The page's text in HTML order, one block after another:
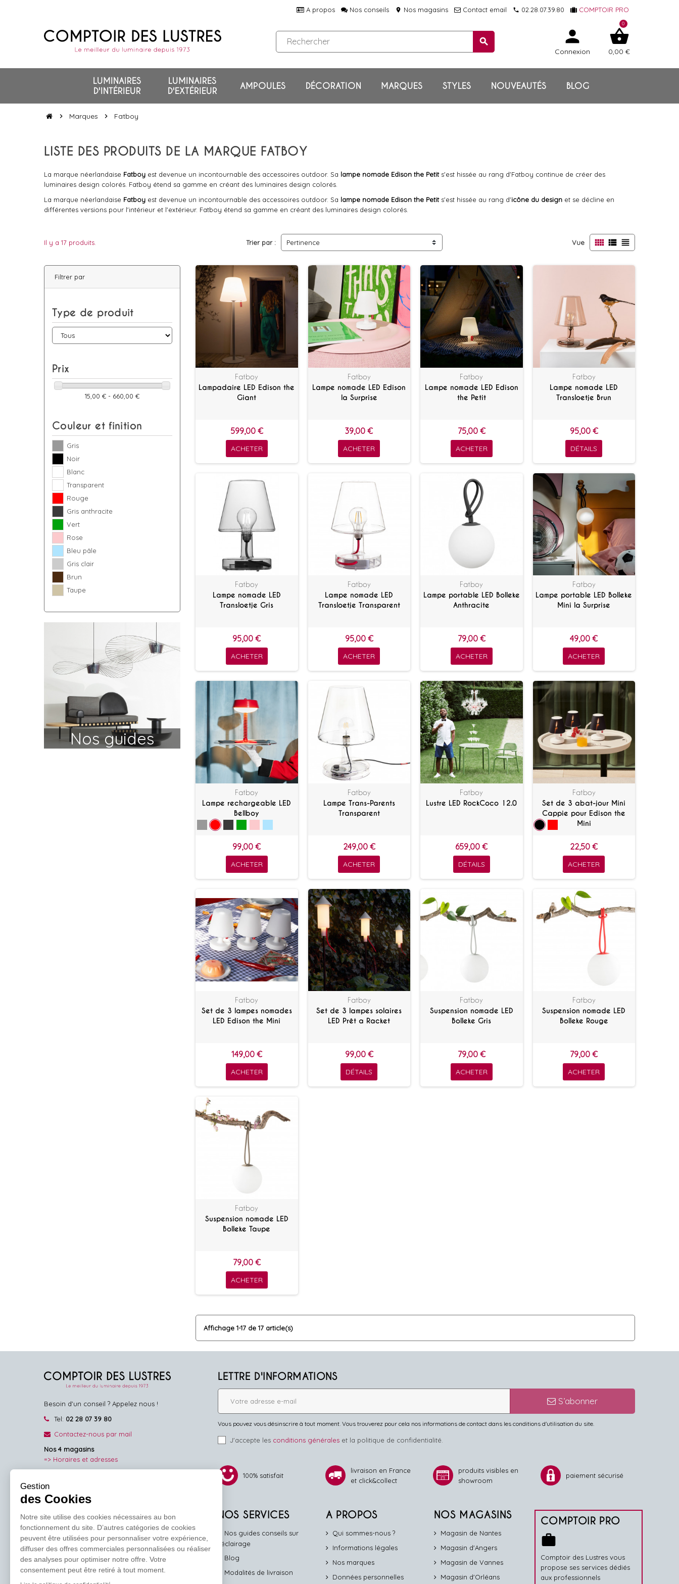
A propos Nos conseils location_on Nos magasins Contact email local_phone 02.28.07.39.80 COMPTOIR PRO
search person
Connexion
shopping_basket
0,00 €
0
LUMINAIRES
D'INTÉRIEUR
LUMINAIRES
D'EXTÉRIEUR
AMPOULES DÉCORATION MARQUES STYLES NOUVEAUTÉS BLOG
chevron_right Marques chevron_right Fatboy
LISTE DES PRODUITS DE LA MARQUE FATBOY
La marque néerlandaise Fatboy est devenue un incontournable des accessoires outdoor. Sa lampe nomade Edison the Petits'est hissée au rang d'Fatboy continue de créer des
luminaires design colorés. Fatboy étend sa gamme en créant des luminaires design colorés.
La marque néerlandaise Fatboy est devenue un incontournable des accessoires outdoor. Sa lampe nomade Edison the Petits'est hissée au rang d'icône du design et se décline en
différentes versions pour l'intérieur et l'extérieur. Fatboy étend sa gamme en créant des luminaires design colorés.
Trier par : Pertinence Vue view_comfy view_list view_headline
Il y a 17 produits.
Filtrer par
Type de produit
Prix
15,00 € - 660,00 €
Couleur et finition
Gris
Noir
Blanc
Transparent
Rouge
Gris anthracite
Vert
Rose
Bleu pâle
Gris clair
Brun
Taupe
Nos guides
Fatboy
Lampadaire LED Edison the
Giant
599,00 €
ACHETER
Fatboy
Lampe nomade LED Edison
la Surprise
39,00 €
ACHETER
Fatboy
Lampe nomade LED Edison
the Petit
75,00 €
ACHETER
Fatboy
Lampe nomade LED
Transloetje Brun
95,00 €
DÉTAILS
Fatboy
Lampe nomade LED
Transloetje Gris
95,00 €
ACHETER
Fatboy
Lampe nomade LED
Transloetje Transparent
95,00 €
ACHETER
Fatboy
Lampe portable LED Bolleke
Anthracite
79,00 €
ACHETER
Fatboy
Lampe portable LED Bolleke
Mini la Surprise
49,00 €
ACHETER
Fatboy
Lampe rechargeable LED
Bellboy
99,00 €
ACHETER
Fatboy
Lampe Trans-Parents
Transparent
249,00 €
ACHETER
Fatboy
Lustre LED RockCoco 12.0
659,00 €
DÉTAILS
Fatboy
Set de 3 abat-jour Mini
Cappie pour Edison the
Mini
22,50 €
ACHETER
Fatboy
Set de 3 lampes nomades
LED Edison the Mini
149,00 €
ACHETER
Fatboy
Set de 3 lampes solaires
LED Prêt a Racket
99,00 €
DÉTAILS
Fatboy
Suspension nomade LED
Bolleke Gris
79,00 €
ACHETER
Fatboy
Suspension nomade LED
Bolleke Rouge
79,00 €
ACHETER
Fatboy
Suspension nomade LED
Bolleke Taupe
79,00 €
ACHETER
Affichage 1-17 de 17 article(s)
Besoin d'un conseil ? Appelez nous !
Tel: 02 28 07 39 80
Contactez-nous par mail
Nos 4 magasins
=> Horaires et adresses
NOUS SUIVRE
Facebook
LETTRE D'INFORMATIONS
S’abonner
Vous pouvez vous désinscrire à tout moment. Vous trouverez pour cela nos informations de contact dans les conditions d'utilisation du site.
J'accepte les conditions généraleset la politique de confidentialité.
100% satisfait
livraison en France
et click&collect
produits visibles en
showroom
paiement sécurisé
NOS SERVICES
Nos guides conseils sur
l'éclairage
Blog
Modalités de livraison
A PROPOS
Qui sommes-nous ?
Informations légales
Nos marques
Données personnelles
NOS MAGASINS
Magasin de Nantes
Magasin d'Angers
Magasin de Vannes
Magasin d'Orléans
COMPTOIR PRO
work
Comptoir des Lustres vous
propose ses services dédiés
aux professionnels
Gestion
des Cookies
Notre site utilise des cookies nécessaires au bon
fonctionnement du site. D’autres catégories de cookies
peuvent être utilisées pour personnaliser votre expérience,
diffuser des offres commerciales personnalisées ou réaliser
des analyses pour optimiser notre offre. Votre
consentement peut être retiré à tout moment.